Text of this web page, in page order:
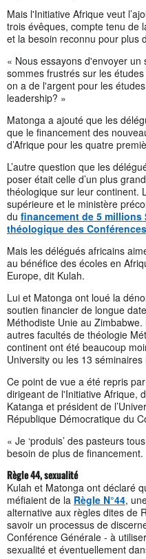
Mais l'Initiative Afrique veut
trois évêques, compte tenu de
et la besoin reconnu pour plus
« Nous essayons d'envoyer
sommes frustrés sur les
on a de l'argent pour les
leadership? »
Matonga a ajouté que les
que le financement des
d’Afrique pour les quatre
L’autre question que les
poser était celle d’un plus
théologique sur leur continent.
supérieure et le ministère
du financement de 5
théologique des
Mais les délégués africains
au bénéfice des écoles en
Europe, dit Kulah.
Lui et Matonga ont loué la
soutien financier de longue
Méthodiste Unie au
autres facultés de théologie
continent ont été beaucoup
University ou les 13
Ce point de vue a été repris
dirigeant de l'Initiative Afrique,
Katanga et président de
République Démocratique du
« Je ‘produis’ des pasteurs
besoin de plus de financement.
Règle 44, sexualité
Kulah et Matonga ont déclaré
méfiaient de la Règle N°44,
alternative aux règles dites de
savoir un processus de
Conférence Générale - à
sexualité et éventuellement